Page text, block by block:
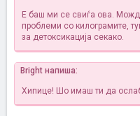
Е баш ми се свиѓа ова.
проблеми со килограмите,
за детоксикација секако.
Bright напиша:
Хипице! Шо имаш ти да